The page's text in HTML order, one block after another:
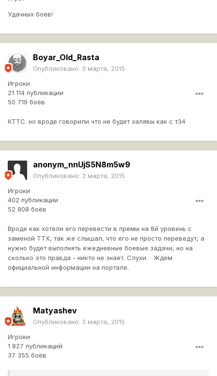
Удачных боев!
Boyar_Old_Rasta
Опубликовано: 3 марта, 2015
Игроки
21 114 публикации
50 719 боёв
КТТС. но вроде говорили что не будет халявы как с т34
anonym_nnUjS5N8m5w9
Опубликовано: 3 марта, 2015
Игроки
402 публикации
52 808 боёв
Вроде как хотели его перевести в премы на 8й уровень с
заменой ТТХ, так же слышал, что его не просто переведут, а
нужно будет выполнять ежедневные боевые задачи, но на
сколько это правда - никто не знает. Слухи. Ждем
официальной информации на портале.
Matyashev
Опубликовано: 3 марта, 2015
Игроки
1 827 публикаций
37 355 боёв